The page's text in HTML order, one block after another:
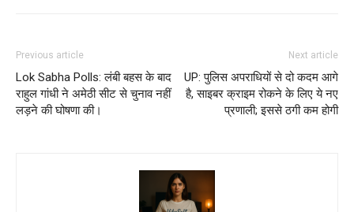
Previous article
Lok Sabha Polls: लंबी बहस के बाद
राहुल गांधी ने अमेठी सीट से चुनाव नहीं
लड़ने की घोषणा की।
Next article
UP: पुलिस अपराधियों से दो कदम आगे
है, साइबर क्राइम रोकने के लिए ये नए
प्रणाली; इससे ठगी कम होगी